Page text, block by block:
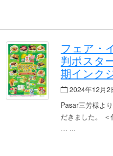
フェア・
判ポスタ
期インク
2024年12月2
Pasar三芳様よ
だきました。
…